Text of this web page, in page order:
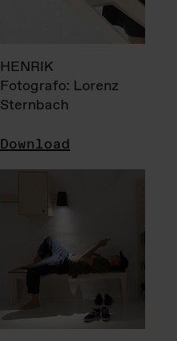
HENRIK
Fotografo: Lorenz
Sternbach
Download